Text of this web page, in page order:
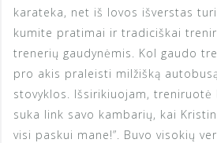
karateka, net iš lovos išverstas
kumite pratimai ir tradiciškai
trenerių gaudynėmis. Kol gaudo
pro akis praleisti milžišką
stovyklos. Išsirikiuojam, treniruotė
suka link savo kambarių, kai
visi paskui mane!”. Buvo visokių